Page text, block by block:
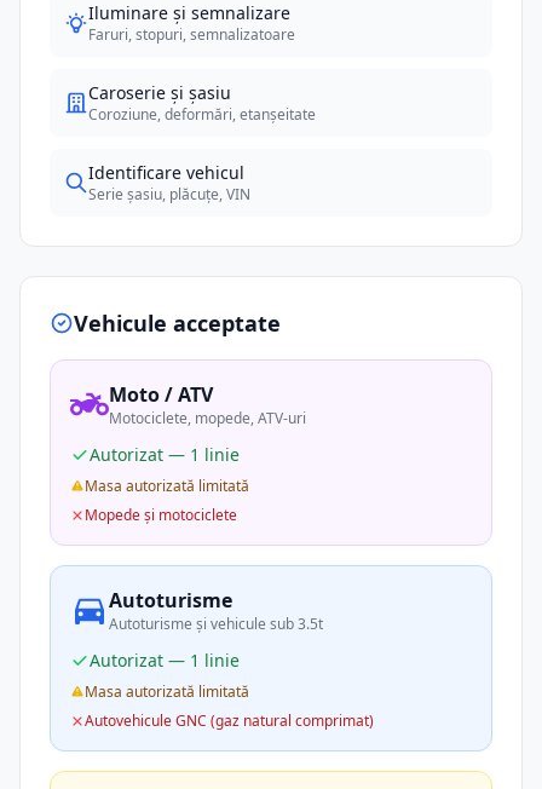
Iluminare și semnalizare
Faruri, stopuri, semnalizatoare
Caroserie și șasiu
Coroziune, deformări, etanșeitate
Identificare vehicul
Serie șasiu, plăcuțe, VIN
Vehicule acceptate
Moto / ATV
Motociclete, mopede, ATV-uri
Autorizat — 1 linie
Masa autorizată limitată
Mopede și motociclete
Autoturisme
Autoturisme și vehicule sub 3.5t
Autorizat — 1 linie
Masa autorizată limitată
Autovehicule GNC (gaz natural comprimat)